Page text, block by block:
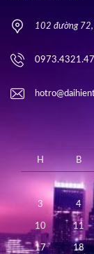
102 đường 72,
H B
3 4
10 11
17 18